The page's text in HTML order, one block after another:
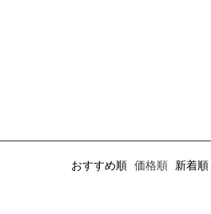
おすすめ順 価格順 新着順